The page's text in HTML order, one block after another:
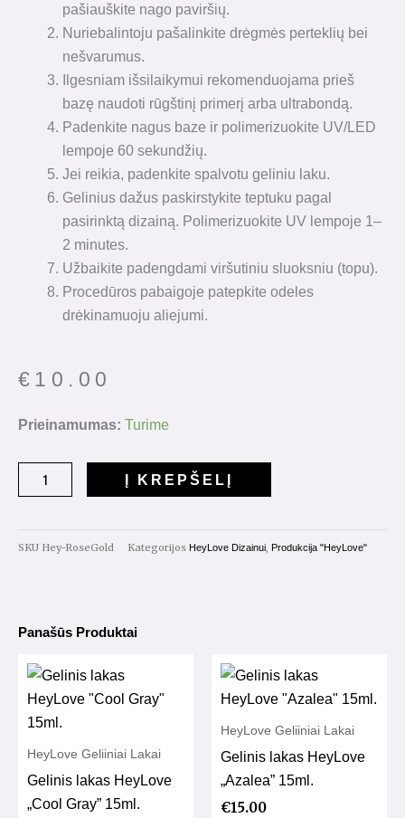
pašiauškite nago paviršių.
Nuriebalintoju pašalinkite drėgmės perteklių bei
nešvarumus.
Ilgesniam išsilaikymui rekomenduojama prieš
bazę naudoti rūgštinį primerį arba ultrabondą.
Padenkite nagus baze ir polimerizuokite UV/LED
lempoje 60 sekundžių.
Jei reikia, padenkite spalvotu geliniu laku.
Gelinius dažus paskirstykite teptuku pagal
pasirinktą dizainą. Polimerizuokite UV lempoje 1–
2 minutes.
Užbaikite padengdami viršutiniu sluoksniu (topu).
Procedūros pabaigoje patepkite odeles
drėkinamuoju aliejumi.
€ 10.00
Prieinamumas: Turime
produkto
Solid
gel
Į KREPŠELĮ
SKU Hey-RoseGold Kategorijos HeyLove Dizainui Produkcija "HeyLove"
Panašūs Produktai
HeyLove Geliiniai Lakai
Gelinis lakas HeyLove
„Cool Gray” 15ml.
HeyLove Geliiniai Lakai
Gelinis lakas HeyLove
„Azalea” 15ml.
€15.00